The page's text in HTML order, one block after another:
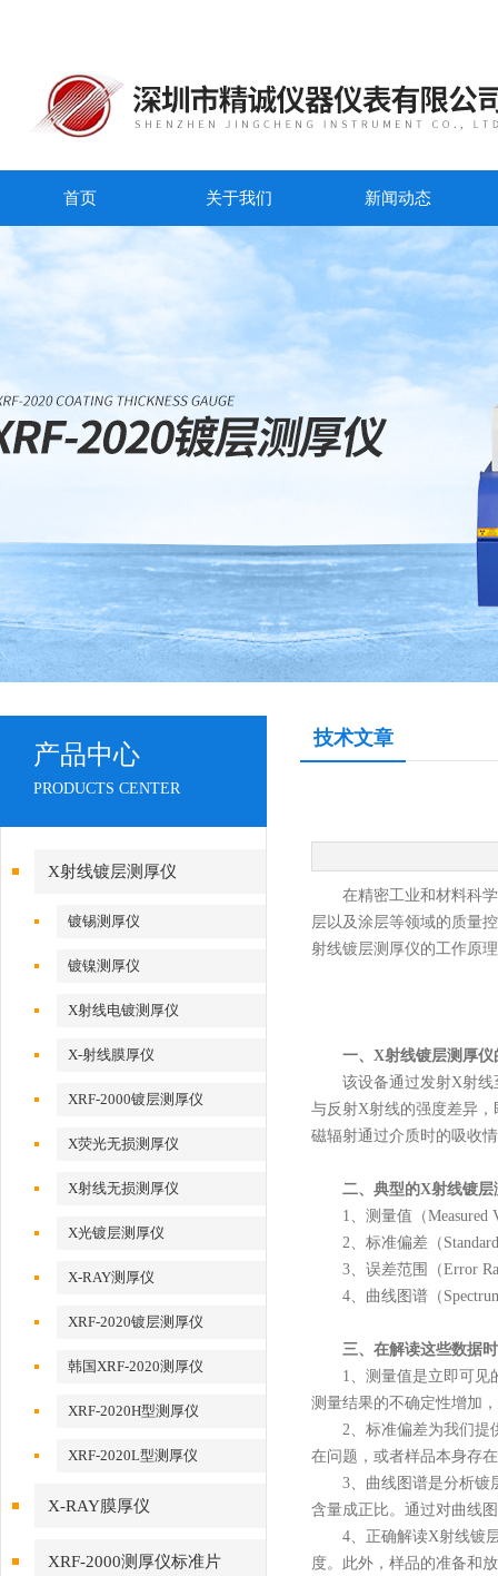
首页 关于我们 新闻动态
产品中心
PRODUCTS CENTER
X射线镀层测厚仪
镀锡测厚仪
镀镍测厚仪
X射线电镀测厚仪
X-射线膜厚仪
XRF-2000镀层测厚仪
X荧光无损测厚仪
X射线无损测厚仪
X光镀层测厚仪
X-RAY测厚仪
XRF-2020镀层测厚仪
韩国XRF-2020测厚仪
XRF-2020H型测厚仪
XRF-2020L型测厚仪
X-RAY膜厚仪
XRF-2000测厚仪标准片
技术文章
在精密工业和材料科学
层以及涂层等领域的质量
射线镀层测厚仪的工作原
一、X射线镀层测厚
该设备通过发射X射线至
与反射X射线的强度差异
磁辐射通过介质时的吸收
二、典型的X射线镀
1、测量值（Measured
2、标准偏差（Standard
3、误差范围（Error
4、曲线图谱（
三、在解读这些数据
1、测量值是立即可见的
测量结果的不确定性增加
2、标准偏差为我们提供
在问题，或者样品本身存
3、曲线图谱是分析镀层
含量成正比。通过对曲线
4、正确解读X射线镀层
度。此外，样品的准备和